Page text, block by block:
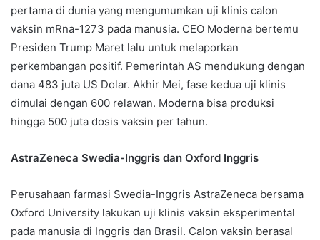
pertama di dunia yang mengumumkan uji klinis calon
vaksin mRna-1273 pada manusia. CEO Moderna bertemu
Presiden Trump Maret lalu untuk melaporkan
perkembangan positif. Pemerintah AS mendukung dengan
dana 483 juta US Dolar. Akhir Mei, fase kedua uji klinis
dimulai dengan 600 relawan. Moderna bisa produksi
hingga 500 juta dosis vaksin per tahun.
AstraZeneca Swedia-Inggris dan Oxford Inggris
Perusahaan farmasi Swedia-Inggris AstraZeneca bersama
Oxford University lakukan uji klinis vaksin eksperimental
pada manusia di Inggris dan Brasil. Calon vaksin berasal